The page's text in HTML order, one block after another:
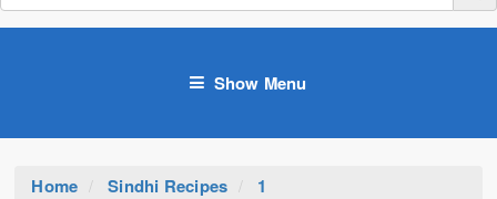
Show Menu
Home Sindhi Recipes 1